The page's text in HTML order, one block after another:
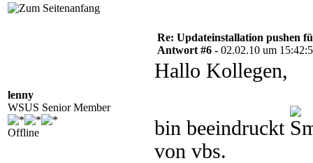
Set colServiceList =
("Select * from
For each objService in
errReturn =
Next
Wscript.Sleep 20000
&
&
For each objService in
Next
lenny
WSUS Senior Member
Offline
Re: Updateinstallation pushen
Antwort #6 - 02.02.10 um
Hallo Kollegen,
bin beeindruckt
von vbs.